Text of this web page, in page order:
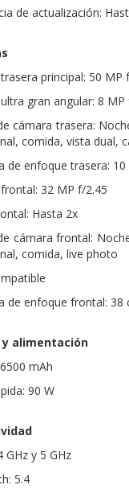
de actualización:
principal: 50 MP
gran angular: 8 MP
cámara trasera:
comida, vista dual,
de enfoque trasera:
32 MP f/2.45
Hasta 2x
cámara frontal:
comida, live photo
de enfoque frontal: 38
alimentación
mAh
90 W
GHz y 5 GHz
5.4